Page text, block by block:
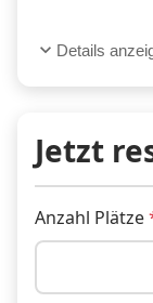
expand_more Details
Jetzt
Anzahl Plätze